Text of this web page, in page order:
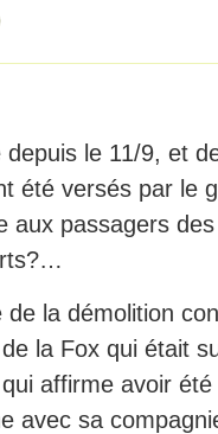
le 11/9, et
été versés par le
aux passagers
la démolition
la Fox qui était
affirme avoir
avec sa